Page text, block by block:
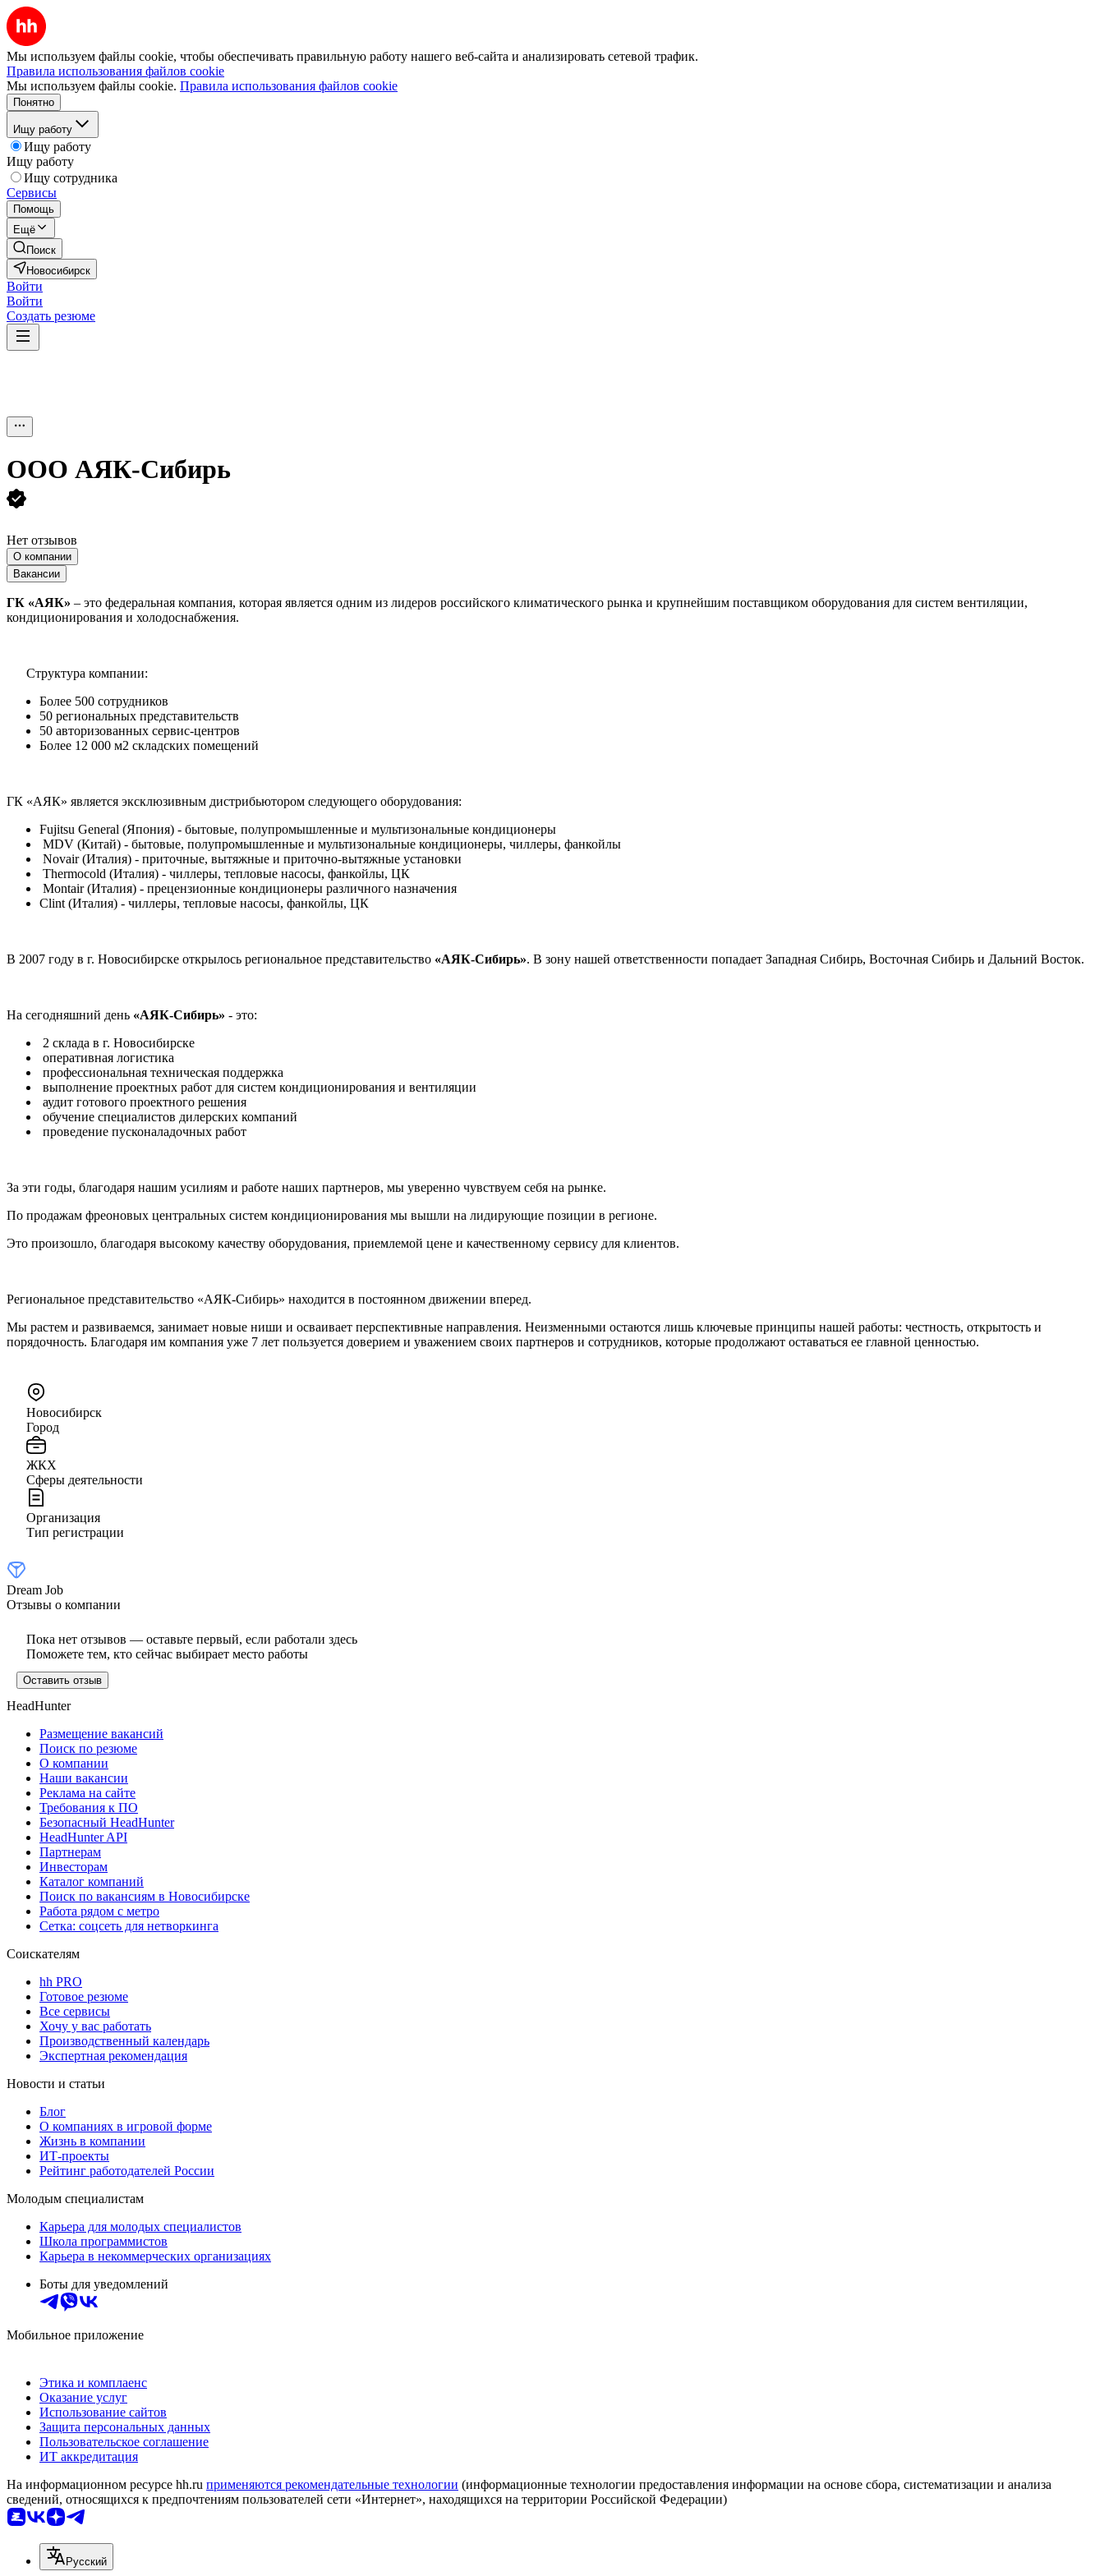
Мы используем файлы cookie, чтобы обеспечивать правильную работу нашего веб-сайта и анализировать сетевой трафик.
Правила использования файлов cookie
Мы используем файлы cookie. Правила использования файлов cookie
Понятно
Ищу работу
Ищу работу
Ищу работу
Ищу сотрудника
Сервисы
Помощь
Ещё
Поиск
Новосибирск
Войти
Войти
Создать резюме
ООО АЯК-Сибирь
Нет отзывов
О компании
Вакансии
ГК «АЯК» – это федеральная компания, которая является одним из лидеров российского климатического рынка и крупнейшим поставщиком оборудования для систем вентиляции,
кондиционирования и холодоснабжения.
Структура компании:
Более 500 сотрудников
50 региональных представительств
50 авторизованных сервис-центров
Более 12 000 м2 складских помещений
ГК «АЯК» является эксклюзивным дистрибьютором следующего оборудования:
Fujitsu General (Япония) - бытовые, полупромышленные и мультизональные кондиционеры
MDV (Китай) - бытовые, полупромышленные и мультизональные кондиционеры, чиллеры, фанкойлы
Novair (Италия) - приточные, вытяжные и приточно-вытяжные установки
Thermocold (Италия) - чиллеры, тепловые насосы, фанкойлы, ЦК
Montair (Италия) - прецензионные кондиционеры различного назначения
Clint (Италия) - чиллеры, тепловые насосы, фанкойлы, ЦК
В 2007 году в г. Новосибирске открылось региональное представительство «АЯК-Сибирь». В зону нашей ответственности попадает Западная Сибирь, Восточная Сибирь и Дальний Восток.
На сегодняшний день «АЯК-Сибирь» - это:
2 склада в г. Новосибирске
оперативная логистика
профессиональная техническая поддержка
выполнение проектных работ для систем кондиционирования и вентиляции
аудит готового проектного решения
обучение специалистов дилерских компаний
проведение пусконаладочных работ
За эти годы, благодаря нашим усилиям и работе наших партнеров, мы уверенно чувствуем себя на рынке.
По продажам фреоновых центральных систем кондиционирования мы вышли на лидирующие позиции в регионе.
Это произошло, благодаря высокому качеству оборудования, приемлемой цене и качественному сервису для клиентов.
Региональное представительство «АЯК-Сибирь» находится в постоянном движении вперед.
Мы растем и развиваемся, занимает новые ниши и осваивает перспективные направления. Неизменными остаются лишь ключевые принципы нашей работы: честность, открытость и
порядочность. Благодаря им компания уже 7 лет пользуется доверием и уважением своих партнеров и сотрудников, которые продолжают оставаться ее главной ценностью.
Новосибирск
Город
ЖКХ
Сферы деятельности
Организация
Тип регистрации
Dream Job
Отзывы о компании
Пока нет отзывов — оставьте первый, если работали здесь
Поможете тем, кто сейчас выбирает место работы
Оставить отзыв
HeadHunter
Размещение вакансий
Поиск по резюме
О компании
Наши вакансии
Реклама на сайте
Требования к ПО
Безопасный HeadHunter
HeadHunter API
Партнерам
Инвесторам
Каталог компаний
Поиск по вакансиям в Новосибирске
Работа рядом с метро
Сетка: соцсеть для нетворкинга
Соискателям
hh PRO
Готовое резюме
Все сервисы
Хочу у вас работать
Производственный календарь
Экспертная рекомендация
Новости и статьи
Блог
О компаниях в игровой форме
Жизнь в компании
ИТ-проекты
Рейтинг работодателей России
Молодым специалистам
Карьера для молодых специалистов
Школа программистов
Карьера в некоммерческих организациях
Боты для уведомлений
Мобильное приложение
Этика и комплаенс
Оказание услуг
Использование сайтов
Защита персональных данных
Пользовательское соглашение
ИТ аккредитация
На информационном ресурсе hh.ru применяются рекомендательные технологии (информационные технологии предоставления информации на основе сбора, систематизации и анализа
сведений, относящихся к предпочтениям пользователей сети «Интернет», находящихся на территории Российской Федерации)
Русский